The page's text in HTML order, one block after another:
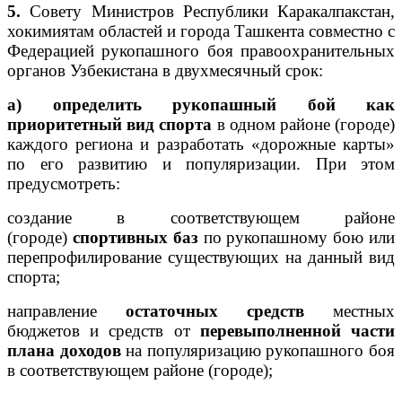
5.Совету Министров Республики Каракалпакстан,
хокимиятам областей и города Ташкента совместно с
Федерацией рукопашного боя правоохранительных
органов Узбекистана в двухмесячный срок:
а)
определить рукопашный бой как
приоритетный вид спорта в одном районе (городе)
каждого региона и разработать «дорожные карты»
по его развитию и популяризации. При этом
предусмотреть:
создание в соответствующем районе
(городе) спортивных баз по рукопашному бою или
перепрофилирование существующих на данный вид
спорта;
направление остаточных средств местных
бюджетов и средств от перевыполненной части
плана доходовна популяризацию рукопашного боя
в соответствующем районе (городе);